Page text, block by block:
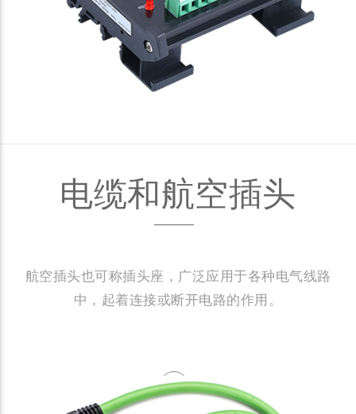
电缆和航空插头
航空插头也可称插头座，广泛应用于各种电气线路
中，起着连接或断开电路的作用。